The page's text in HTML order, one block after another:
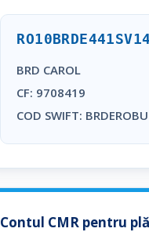
BRD CAROL
CF: 9708419
COD SWIFT: BRDEROBU
Contul CMR pentru